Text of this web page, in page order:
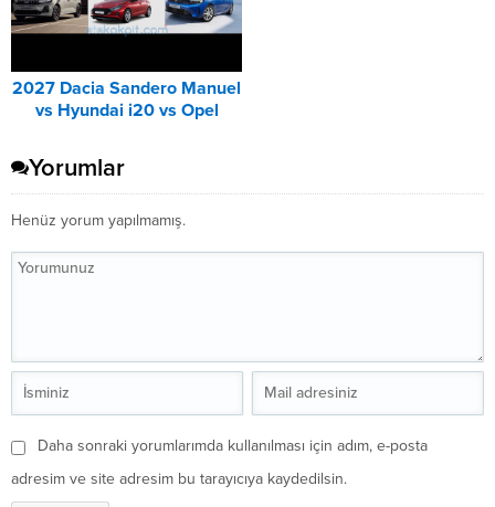
2027 Dacia Sandero Manuel
vs Hyundai i20 vs Opel
Yorumlar
Henüz yorum yapılmamış.
Daha sonraki yorumlarımda kullanılması için adım, e-posta
adresim ve site adresim bu tarayıcıya kaydedilsin.